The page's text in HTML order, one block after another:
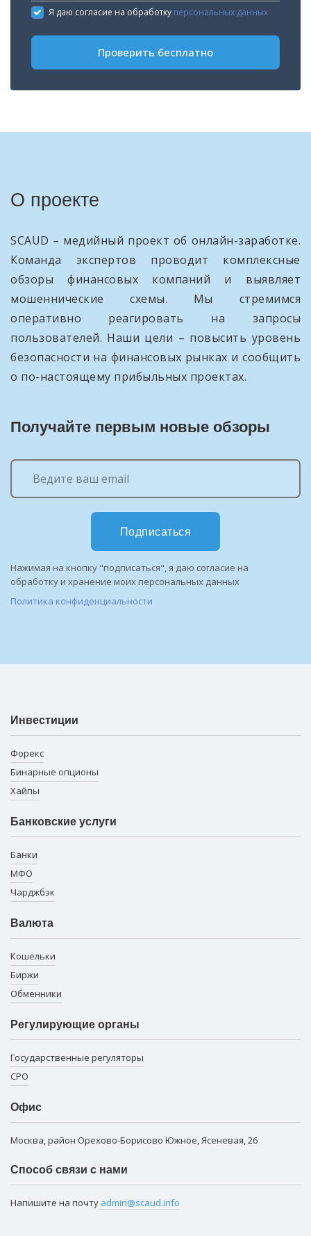
States
+1
Я даю согласие на обработку персональных данных
Проверить бесплатно
О проекте
SCAUD – медийный проект об онлайн-заработке.
Команда экспертов проводит комплексные
обзоры финансовых компаний и выявляет
мошеннические схемы. Мы стремимся
оперативно реагировать на запросы
пользователей. Наши цели – повысить уровень
безопасности на финансовых рынках и сообщить
о по-настоящему прибыльных проектах.
Получайте первым новые обзоры
Подписаться
Нажимая на кнопку "подписаться", я даю согласие на
обработку и хранение моих персональных данных
Политика конфиденциальности
Инвестиции
Форекс
Бинарные опционы
Хайпы
Банковские услуги
Банки
МФО
Чарджбэк
Валюта
Кошельки
Биржи
Обменники
Регулирующие органы
Государственные регуляторы
СРО
Офис
Москва, район Орехово-Борисово Южное, Ясеневая, 26
Способ связи с нами
Напишите на почту admin@scaud.info